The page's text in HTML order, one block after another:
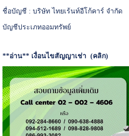
ชื่อบัญชี : บริษัท ไทยเร้นท์อีโก้คาร์ จำกัด
บัญชีประเภทออมทรัพย์
**อ่าน** เงื่อนไขสัญญาเช่า (คลิก)